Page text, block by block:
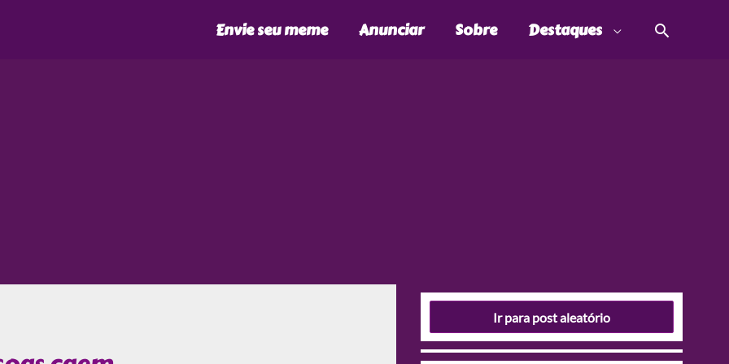
Envie seu meme Anunciar Sobre Destaques
Ir para post aleatório